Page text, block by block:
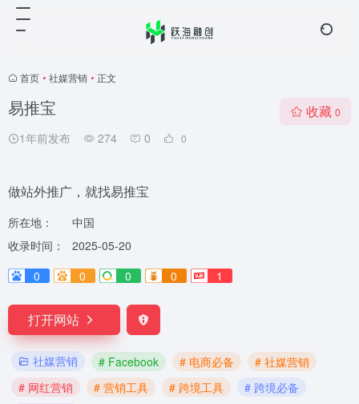
首页 • 社媒营销 • 正文
易推宝
1年前发布 274 0 0
收藏 0
做站外推广，就找易推宝
所在地：
中国
收录时间：
2025-05-20
0
0 0 0 1
打开网站
社媒营销 # Facebook # 电商必备
# 社媒营销
# 网红营销
# 营销工具 # 跨境工具
# 跨境必备